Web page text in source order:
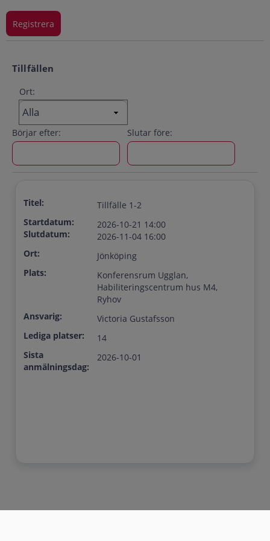
Tillfällen
Ort:
Börjar efter: Slutar före:
Titel:
Tillfälle 1-2
Startdatum:
Slutdatum:
2026-10-21 14:00
2026-11-04 16:00
Ort:
Jönköping
Plats:
Konferensrum Ugglan,
Habiliteringscentrum hus M4,
Ryhov
Ansvarig:
Victoria Gustafsson
Lediga platser:
14
Sista
anmälningsdag:
2026-10-01